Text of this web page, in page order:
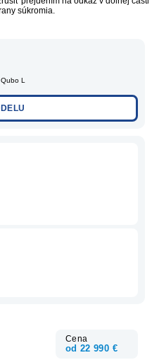
súkromia.
Cena
od 22 990 €